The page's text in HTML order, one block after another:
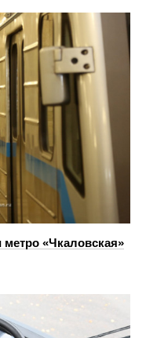
«Чкаловская»